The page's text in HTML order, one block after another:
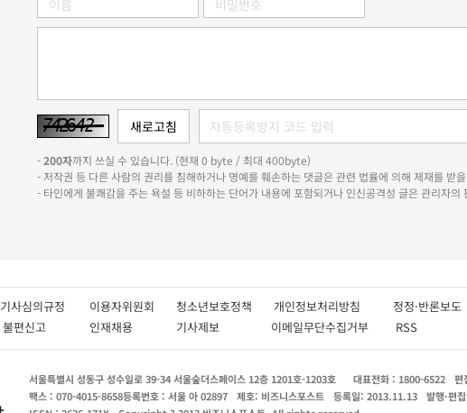
-200자까지 쓰실 수 있습니다. (현재 0 byte / 최대 400byte)
- 저작권 등 다른 사람의 권리를 침해하거나 명예를 훼손하는 댓글은 관련 법률에 의해 제재를 받
- 타인에게 불쾌감을 주는 욕설 등 비하하는 단어가 내용에 포함되거나 인신공격성 글은 관리자의
기사심의규정 이용자위원회 청소년보호정책 개인정보처리방침 정정·반론보도
불편신고 인재채용 기사제보 이메일무단수집거부 RSS
서울특별시 성동구 성수일로 39-34 서울숲더스페이스 12층 1201호-1203호 대표전화 : 1800-6522 편
팩스 : 070-4015-8658등록번호 : 서울 아 02897 제호: 비즈니스포스트 등록일: 2013.11.13 발행·편